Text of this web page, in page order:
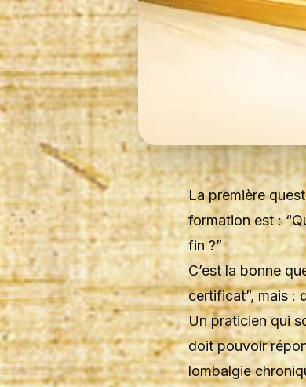
La première
formation est :
fin ?”
C’est la bonne
certificat”, mais :
Un praticien qui
doit pouvoir
lombalgie